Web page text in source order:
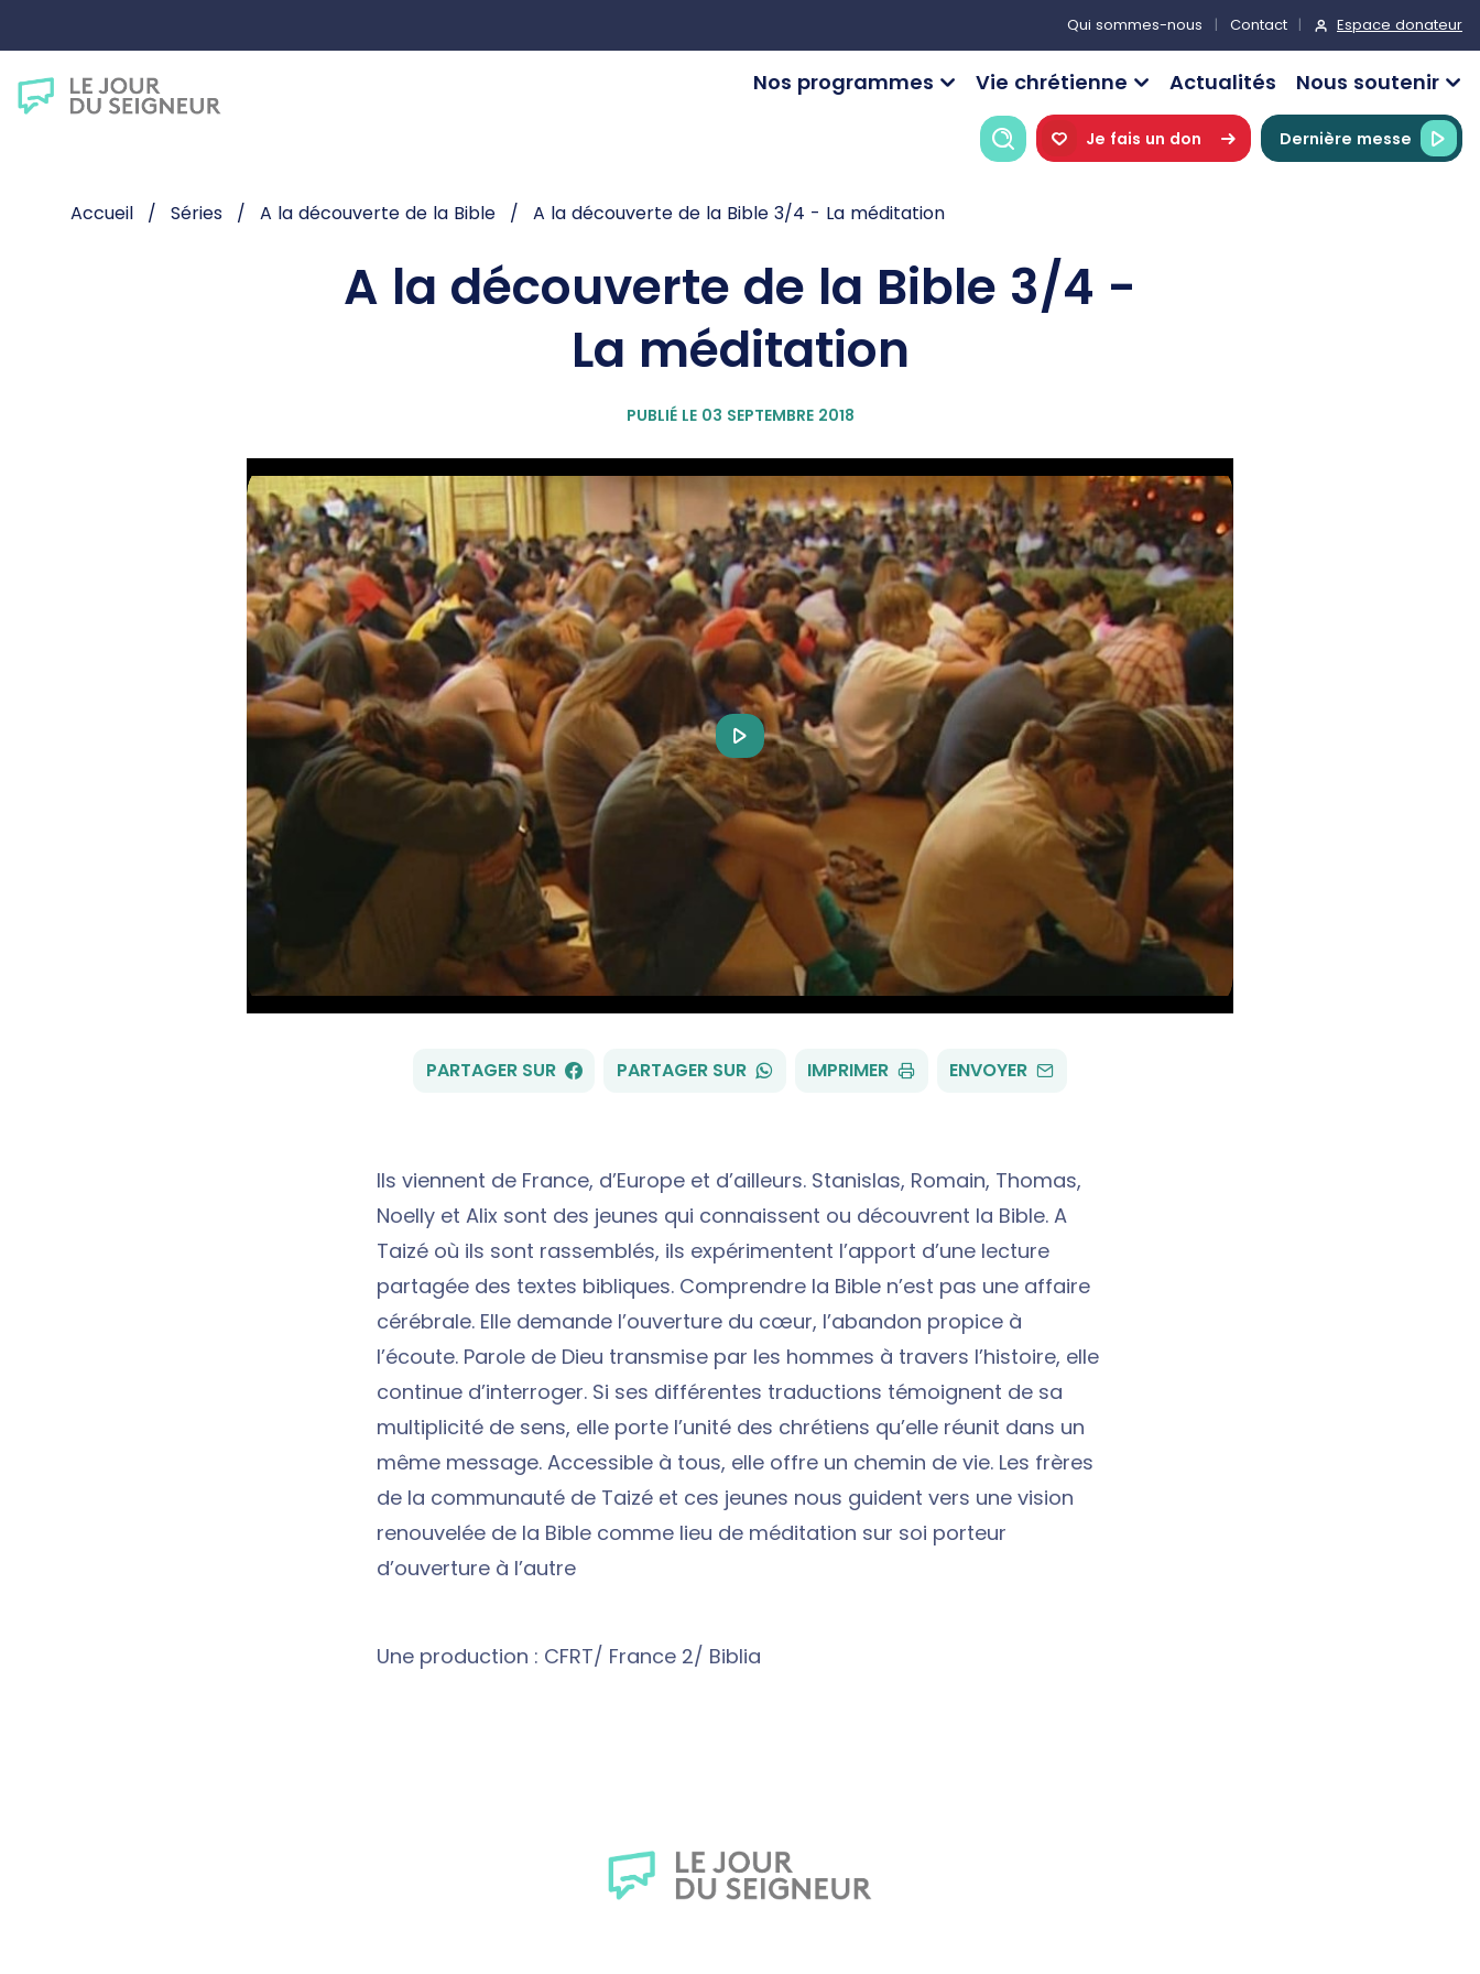
Qui sommes-nous Contact Espace donateur
Nos programmes Vie chrétienne Actualités Nous soutenir
RechercheJe fais un don Dernière messe
Accueil Séries A la découverte de la Bible A la découverte de la Bible 3/4 - La méditation
A la découverte de la Bible 3/4 -
La méditation
PUBLIÉ LE 03 SEPTEMBRE 2018
Play
Video
PARTAGER SUR FACEBOOK
PARTAGER SUR WHATSAPP
IMPRIMER ENVOYER PAR
Ils viennent de France, d’Europe et d’ailleurs. Stanislas, Romain, Thomas,
Noelly et Alix sont des jeunes qui connaissent ou découvrent la Bible. A
Taizé où ils sont rassemblés, ils expérimentent l’apport d’une lecture
partagée des textes bibliques. Comprendre la Bible n’est pas une affaire
cérébrale. Elle demande l’ouverture du cœur, l’abandon propice à
l’écoute. Parole de Dieu transmise par les hommes à travers l’histoire, elle
continue d’interroger. Si ses différentes traductions témoignent de sa
multiplicité de sens, elle porte l’unité des chrétiens qu’elle réunit dans un
même message. Accessible à tous, elle offre un chemin de vie. Les frères
de la communauté de Taizé et ces jeunes nous guident vers une vision
renouvelée de la Bible comme lieu de méditation sur soi porteur
d’ouverture à l’autre
Une production : CFRT/ France 2/ Biblia